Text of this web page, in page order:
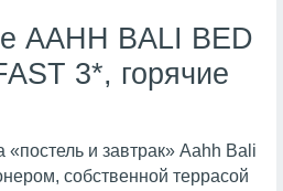
AAHH BALI BED
3*, горячие
«постель и завтрак» Aahh Bali
собственной террасой